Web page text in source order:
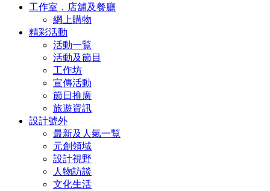
工作室，店舖及餐廳
網上購物
精彩活動
活動一覧
活動及節目
工作坊
宣傳活動
節日推廣
旅遊資訊
設計號外
最新及人氣一覧
元創領域
設計視野
人物訪談
文化生活